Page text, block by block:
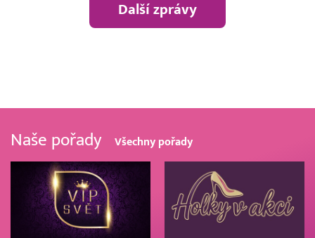
Další zprávy
Naše pořady Všechny pořady